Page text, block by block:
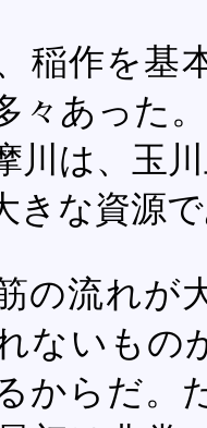
稲作を基
々あった
川は、玉
きな資源
の流れが
ないもの
からだ。